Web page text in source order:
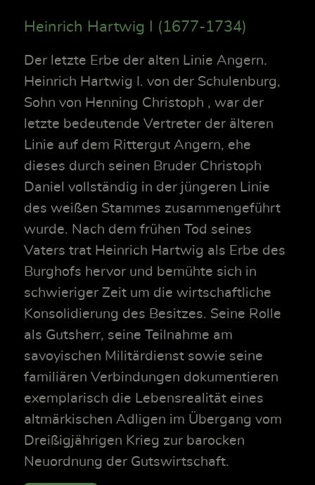
Heinrich Hartwig I (1677-1734)
Der letzte Erbe der alten Linie Angern.
Heinrich Hartwig I. von der Schulenburg,
Sohn von Henning Christoph , war der
letzte bedeutende Vertreter der älteren
Linie auf dem Rittergut Angern, ehe
dieses durch seinen Bruder Christoph
Daniel vollständig in der jüngeren Linie
des weißen Stammes zusammengeführt
wurde. Nach dem frühen Tod seines
Vaters trat Heinrich Hartwig als Erbe des
Burghofs hervor und bemühte sich in
schwieriger Zeit um die wirtschaftliche
Konsolidierung des Besitzes. Seine Rolle
als Gutsherr, seine Teilnahme am
savoyischen Militärdienst sowie seine
familiären Verbindungen dokumentieren
exemplarisch die Lebensrealität eines
altmärkischen Adligen im Übergang vom
Dreißigjährigen Krieg zur barocken
Neuordnung der Gutswirtschaft.